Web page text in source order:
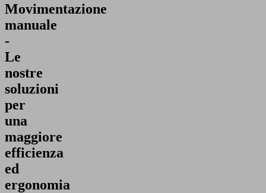
Movimentazione
manuale
-
Le
nostre
soluzioni
per
una
maggiore
efficienza
ed
ergonomia